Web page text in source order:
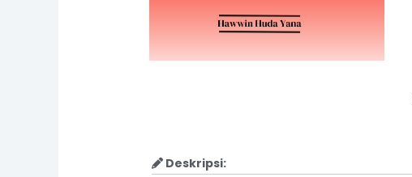
Deskripsi: